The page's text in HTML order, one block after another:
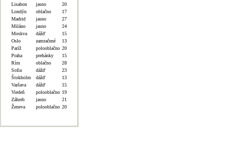
Lisabon
jasno
20
Londýn
oblačno
17
Madrid
jasno
27
Miláno
jasno
24
Moskva
dážď
15
Oslo
zamračené
13
Paríž
polooblačno 20
Praha
prehánky
15
Rím
oblačno
28
Sofia
dážď
23
Štokholm
dážď
13
Varšava
dážď
15
Viedeň
polooblačno 19
Záhreb
jasno
21
Ženeva
polooblačno 20